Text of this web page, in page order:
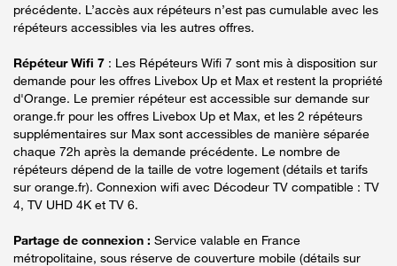
précédente. L’accès aux répéteurs n’est pas cumulable avec les
répéteurs accessibles via les autres offres.
Répéteur Wifi 7 : Les Répéteurs Wifi 7 sont mis à disposition sur
demande pour les offres Livebox Up et Max et restent la propriété
d'Orange. Le premier répéteur est accessible sur demande sur
orange.fr pour les offres Livebox Up et Max, et les 2 répéteurs
supplémentaires sur Max sont accessibles de manière séparée
chaque 72h après la demande précédente. Le nombre de
répéteurs dépend de la taille de votre logement (détails et tarifs
sur orange.fr). Connexion wifi avec Décodeur TV compatible : TV
4, TV UHD 4K et TV 6.
Partage de connexion : Service valable en France
métropolitaine, sous réserve de couverture mobile (détails sur